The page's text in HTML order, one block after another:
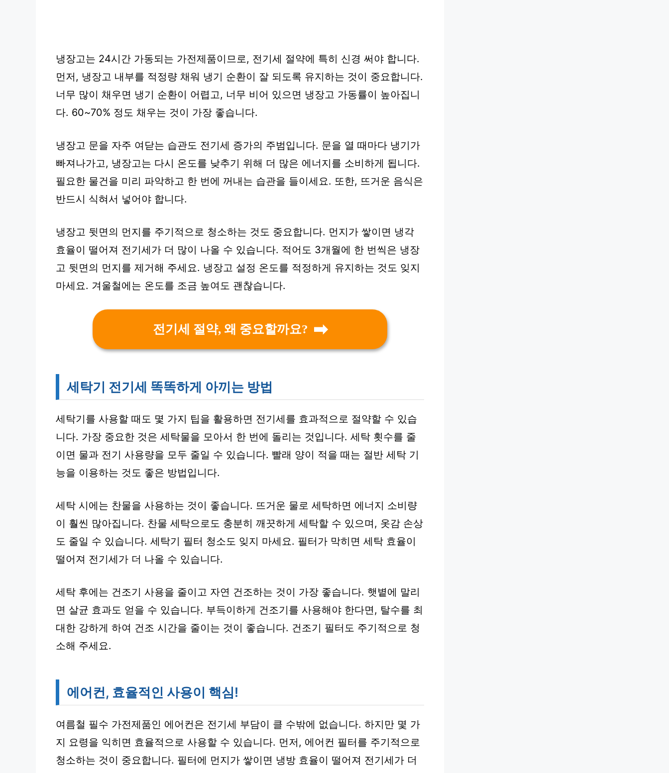
냉장고는 24시간 가동되는 가전제품이므로, 전기세 절약에 특히 신경 써야 합니다.
먼저, 냉장고 내부를 적정량 채워 냉기 순환이 잘 되도록 유지하는 것이 중요합니다.
너무 많이 채우면 냉기 순환이 어렵고, 너무 비어 있으면 냉장고 가동률이 높아집니
다. 60~70% 정도 채우는 것이 가장 좋습니다.
냉장고 문을 자주 여닫는 습관도 전기세 증가의 주범입니다. 문을 열 때마다 냉기가
빠져나가고, 냉장고는 다시 온도를 낮추기 위해 더 많은 에너지를 소비하게 됩니다.
필요한 물건을 미리 파악하고 한 번에 꺼내는 습관을 들이세요. 또한, 뜨거운 음식은
반드시 식혀서 넣어야 합니다.
냉장고 뒷면의 먼지를 주기적으로 청소하는 것도 중요합니다. 먼지가 쌓이면 냉각
효율이 떨어져 전기세가 더 많이 나올 수 있습니다. 적어도 3개월에 한 번씩은 냉장
고 뒷면의 먼지를 제거해 주세요. 냉장고 설정 온도를 적정하게 유지하는 것도 잊지
마세요. 겨울철에는 온도를 조금 높여도 괜찮습니다.
전기세 절약, 왜 중요할까요?
세탁기 전기세 똑똑하게 아끼는 방법
세탁기를 사용할 때도 몇 가지 팁을 활용하면 전기세를 효과적으로 절약할 수 있습
니다. 가장 중요한 것은 세탁물을 모아서 한 번에 돌리는 것입니다. 세탁 횟수를 줄
이면 물과 전기 사용량을 모두 줄일 수 있습니다. 빨래 양이 적을 때는 절반 세탁 기
능을 이용하는 것도 좋은 방법입니다.
세탁 시에는 찬물을 사용하는 것이 좋습니다. 뜨거운 물로 세탁하면 에너지 소비량
이 훨씬 많아집니다. 찬물 세탁으로도 충분히 깨끗하게 세탁할 수 있으며, 옷감 손상
도 줄일 수 있습니다. 세탁기 필터 청소도 잊지 마세요. 필터가 막히면 세탁 효율이
떨어져 전기세가 더 나올 수 있습니다.
세탁 후에는 건조기 사용을 줄이고 자연 건조하는 것이 가장 좋습니다. 햇볕에 말리
면 살균 효과도 얻을 수 있습니다. 부득이하게 건조기를 사용해야 한다면, 탈수를 최
대한 강하게 하여 건조 시간을 줄이는 것이 좋습니다. 건조기 필터도 주기적으로 청
소해 주세요.
에어컨, 효율적인 사용이 핵심!
여름철 필수 가전제품인 에어컨은 전기세 부담이 클 수밖에 없습니다. 하지만 몇 가
지 요령을 익히면 효율적으로 사용할 수 있습니다. 먼저, 에어컨 필터를 주기적으로
청소하는 것이 중요합니다. 필터에 먼지가 쌓이면 냉방 효율이 떨어져 전기세가 더